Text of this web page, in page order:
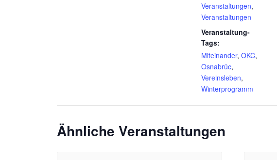
Veranstaltungen,
Veranstaltungen
Veranstaltung-
Tags:
Miteinander, OKC,
Osnabrüc,
Vereinsleben,
Winterprogramm
Ähnliche Veranstaltungen